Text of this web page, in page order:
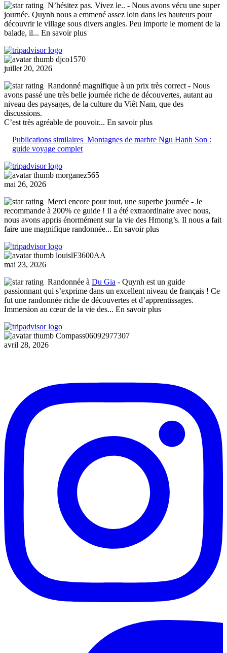
N’hésitez pas. Vivez le.. - Nous avons vécu une super
journée. Quynh nous a emmené assez loin dans les hauteurs pour
découvrir le village sous divers angles. Peu importe le moment de la
balade, il... En savoir plus
djco1570
juillet 20, 2026
Randonné magnifique à un prix très correct - Nous
avons passé une très belle journée riche de découvertes, autant au
niveau des paysages, de la culture du Viêt Nam, que des
discussions.
C’est très agréable de pouvoir... En savoir plus
Publications similaires Montagnes de marbre Ngu Hanh Son :
guide voyage complet
morganez565
mai 26, 2026
Merci encore pour tout, une superbe journée - Je
recommande à 200% ce guide ! Il a été extraordinaire avec nous,
nous avons appris énormément sur la vie des Hmong’s. Il nous a fait
faire une magnifique randonnée... En savoir plus
louislF3600AA
mai 23, 2026
Randonnée à Du Gia - Quynh est un guide
passionnant qui s’exprime dans un excellent niveau de français ! Ce
fut une randonnée riche de découvertes et d’apprentissages.
Immersion au cœur de la vie des... En savoir plus
Compass06092977307
avril 28, 2026